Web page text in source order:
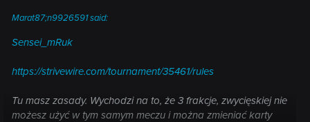
Marat87;n9926591 said:
Sensei_mRuk
https://strivewire.com/tournament/35461/rules
Tu masz zasady. Wychodzi na to, że 3 frakcje, zwycięskiej nie
możesz użyć w tym samym meczu i można zmieniać karty